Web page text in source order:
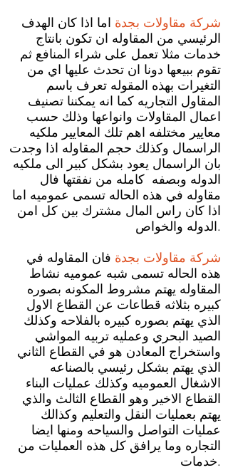
شركة مقاولات بجدة اما اذا كان الهدف
الرئيسي من المقاوله ان تكون بانتاج
خدمات مثلا تعمل على شراء المنافع ثم
تقوم ببيعها دونا ان تحدث عليها اي من
التغيرات بهذه المقوله تعرف باسم
المقاول التجاريه كما انه يمكننا تصنيف
اعمال المقاولات وانواعها وذلك حسب
معايير مختلفه اهم تلك المعايير ملكيه
الراسمال وكذلك حجم المقاوله اذا وجدت
بان الراسمال يعود بشكل كبير الى ملكيه
الدوله وبصفه كامله من نفقتها فال
مقاوله في هذه الحاله تسمى عموميه اما
اذا كان راس المال مشترك بين كل امن
الدوله والخواص.
شركة مقاولات بجدة فان المقاوله في
هذه الحاله تسمى شبه عموميه نشاط
المقاوله يهتم مشروط المكونه بصوره
كبيره بثلاثه قطاعات عن القطاع الاول
الذي يهتم بصوره كبيره بالفلاحه وكذلك
الصيد البحري وعمليه تربيه المواشي
واستخراج المعادن هو في القطاع الثاني
الذي يهتم بشكل رئيسي بالصناعه
الاشغال العموميه وكذلك عمليات البناء
القطاع الاخير وهو القطاع الثالث والذي
يهتم بعمليات النقل والتعليم وكذالك
عمليات التواصل والسياحه ومنها ايضا
التجاره وما يرافق كل هذه العمليات من
خدمات.